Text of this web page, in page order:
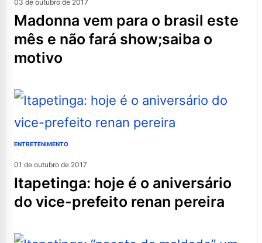
03 de outubro de 2017
madonna vem para o brasil este
mês e não fará show;saiba o
motivo
ENTRETENIMENTO
01 de outubro de 2017
itapetinga: hoje é o aniversário
do vice-prefeito renan pereira